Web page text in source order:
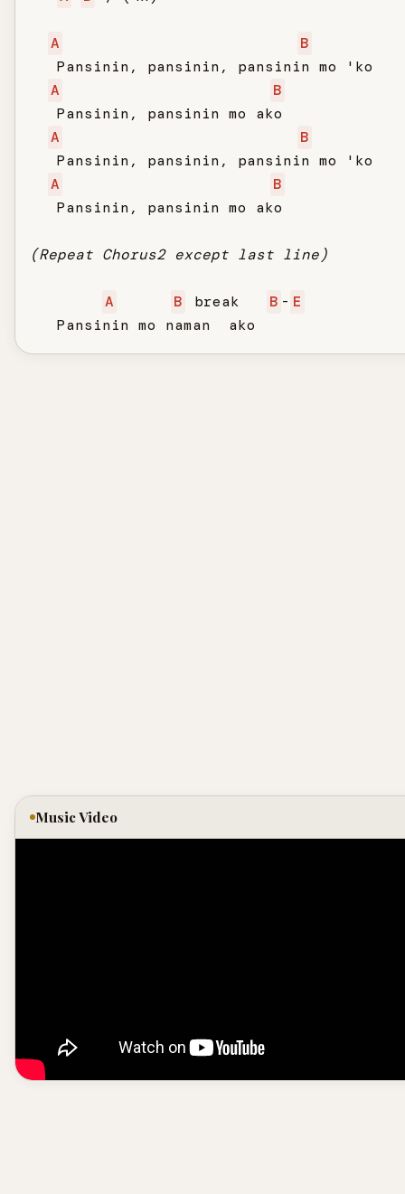
A
B
   Pansinin, pansinin, pansinin mo 'ko
A
B
   Pansinin, pansinin mo ako
A
B
   Pansinin, pansinin, pansinin mo 'ko
A
B
   Pansinin, pansinin mo ako
(Repeat Chorus2 except last line)
A B break B - E
   Pansinin mo naman  ako
Music Video